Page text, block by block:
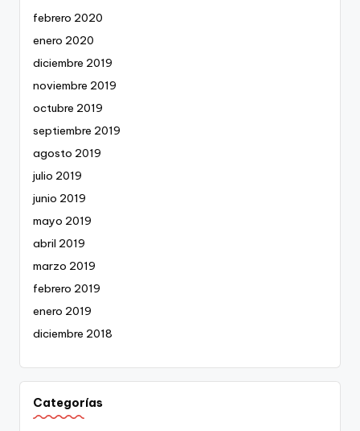
febrero 2020
enero 2020
diciembre 2019
noviembre 2019
octubre 2019
septiembre 2019
agosto 2019
julio 2019
junio 2019
mayo 2019
abril 2019
marzo 2019
febrero 2019
enero 2019
diciembre 2018
Categorías